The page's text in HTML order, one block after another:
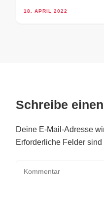
18. APRIL 2022
Schreibe
Deine E-Mail-Adresse
Erforderliche Felder sind